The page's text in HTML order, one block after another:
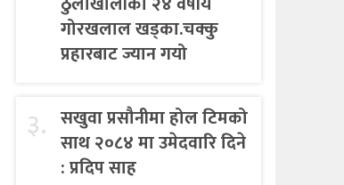
गोरखलाल खड्का.चक्कु
प्रहारबाट ज्यान गयो
३. सखुवा प्रसौनीमा होल टिमको
साथ २०८४ मा उमेदवारि दिने
: प्रदिप साह